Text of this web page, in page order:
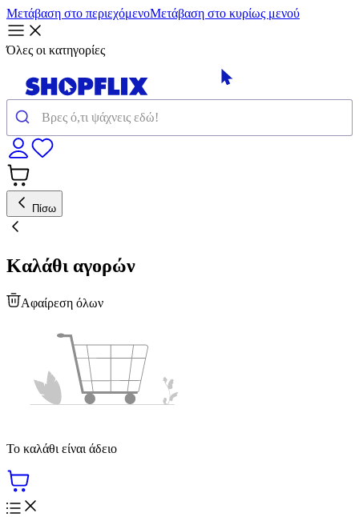
Μετάβαση στο περιεχόμενοΜετάβαση στο κυρίως μενού
Όλες οι κατηγορίες
Πίσω
Καλάθι αγορών
Αφαίρεση όλων
Το καλάθι είναι άδειο